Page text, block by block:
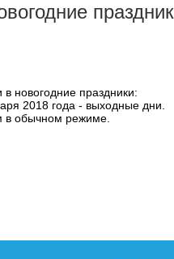
новогодние праздники:
2018 года - выходные дни.
в обычном режиме.